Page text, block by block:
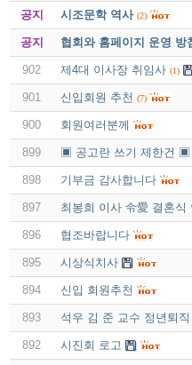
공지 시조문학 역사 (2)
공지 협회와 홈페이지 운영 방
902 제4대 이사장 취임사 (1)
901 신입회원 추천 (7)
900 회원여러분께
899 ▣ 공고란 쓰기 제한건 ▣
898 기부금 감사합니다
897 최봉희 이사 令愛 결혼식
896 협조바랍니다
895 시상식치사
894 신입 회원추천
893 석우 김 준 교수 정년퇴
892 시진회 로고